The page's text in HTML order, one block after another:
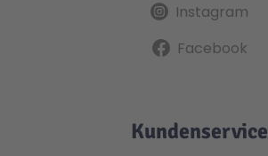
Instagram
Facebook
Kundenservice